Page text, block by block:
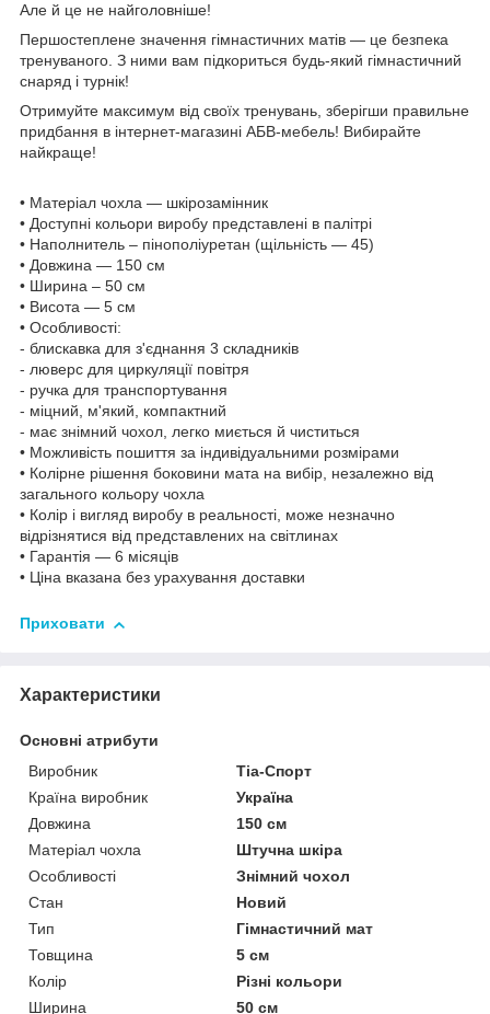
Але й це не найголовніше!
Першостеплене значення гімнастичних матів — це безпека
тренуваного. З ними вам підкориться будь-який гімнастичний
снаряд і турнік!
Отримуйте максимум від своїх тренувань, зберігши правильне
придбання в інтернет-магазині АБВ-мебель! Вибирайте
найкраще!
• Матеріал чохла — шкірозамінник
• Доступні кольори виробу представлені в палітрі
• Наполнитель – пінополіуретан (щільність — 45)
• Довжина — 150 см
• Ширина – 50 см
• Висота — 5 см
• Особливості:
- блискавка для з'єднання 3 складників
- люверс для циркуляції повітря
- ручка для транспортування
- міцний, м'який, компактний
- має знімний чохол, легко миється й чиститься
• Можливість пошиття за індивідуальними розмірами
• Колірне рішення боковини мата на вибір, незалежно від
загального кольору чохла
• Колір і вигляд виробу в реальності, може незначно
відрізнятися від представлених на світлинах
• Гарантія — 6 місяців
• Ціна вказана без урахування доставки
Приховати
Характеристики
Основні атрибути
Виробник
Тіа-Спорт
Країна виробник
Україна
Довжина
150 см
Матеріал чохла
Штучна шкіра
Особливості
Знімний чохол
Стан
Новий
Тип
Гімнастичний мат
Товщина
5 см
Колір
Різні кольори
Ширина
50 см